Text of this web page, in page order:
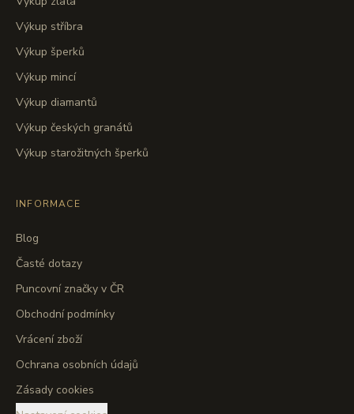
Výkup stříbra
Výkup šperků
Výkup mincí
Výkup diamantů
Výkup českých granátů
Výkup starožitných šperků
INFORMACE
Blog
Časté dotazy
Puncovní značky v ČR
Obchodní podmínky
Vrácení zboží
Ochrana osobních údajů
Zásady cookies